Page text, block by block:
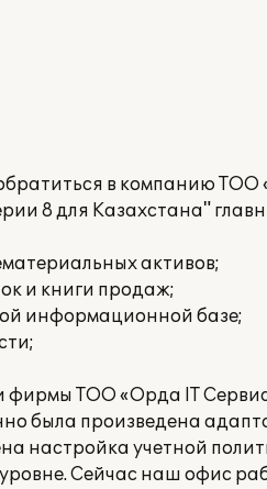
в компанию ТОО
8 для Казахстана"
активов;
и книги продаж;
информационной базе;
фирмы ТОО «Орда IT
была произведена
настройка учетной
Сейчас наш офис